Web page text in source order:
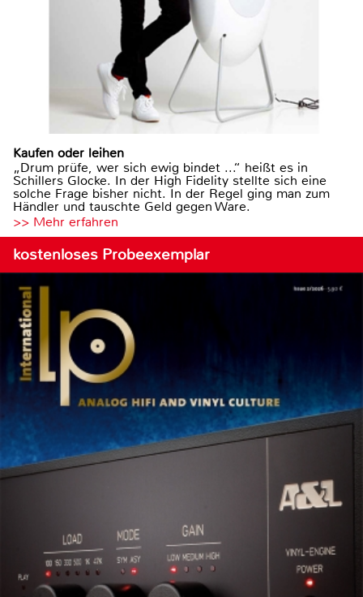
Kaufen oder leihen
„Drum prüfe, wer sich ewig bindet ...“ heißt es in
Schillers Glocke. In der High Fidelity stellte sich eine
solche Frage bisher nicht. In der Regel ging man zum
Händler und tauschte Geld gegen Ware.
>> Mehr erfahren
kostenloses Probeexemplar